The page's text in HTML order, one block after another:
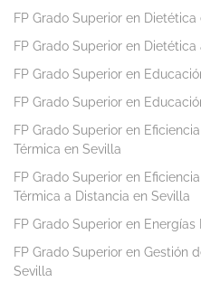
FP Grado Superior en Dietética
FP Grado Superior en
FP Grado Superior en
FP Grado Superior en
FP Grado Superior en
Térmica en Sevilla
FP Grado Superior en
Térmica a Distancia en Sevilla
FP Grado Superior en
FP Grado Superior en Gestión
Sevilla